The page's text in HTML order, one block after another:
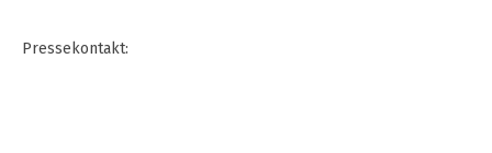
Pressekontakt: